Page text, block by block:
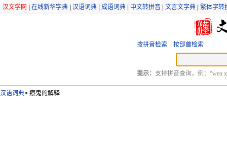
汉文学网 在线新华字典 汉语词典 成语词典 中文转拼音 文言文字典 繁体字转
按拼音检索 按部首检索
提示： 支持拼音查询，例：“wen
汉语词典> 瘵鬼的解释